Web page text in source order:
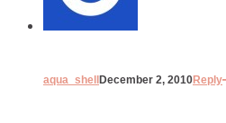
aqua_shellDecember 2, 2010Reply